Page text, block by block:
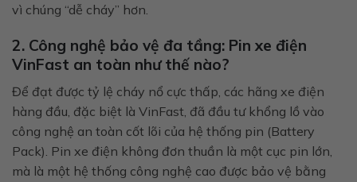
vì chúng “dễ cháy” hơn.
2. Công nghệ bảo vệ đa tầng: Pin xe điện
VinFast an toàn như thế nào?
Để đạt được tỷ lệ cháy nổ cực thấp, các hãng xe điện
hàng đầu, đặc biệt là VinFast, đã đầu tư khổng lồ vào
công nghệ an toàn cốt lõi của hệ thống pin (Battery
Pack). Pin xe điện không đơn thuần là một cục pin lớn,
mà là một hệ thống công nghệ cao được bảo vệ bằng